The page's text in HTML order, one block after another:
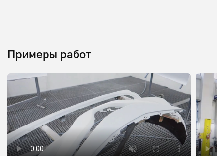
Примеры работ